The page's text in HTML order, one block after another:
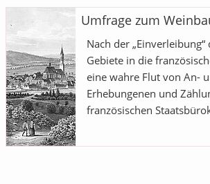
Umfrage zum
Nach der
Gebiete in die
eine wahre Flut von An-
Erhebungenen und
französischen